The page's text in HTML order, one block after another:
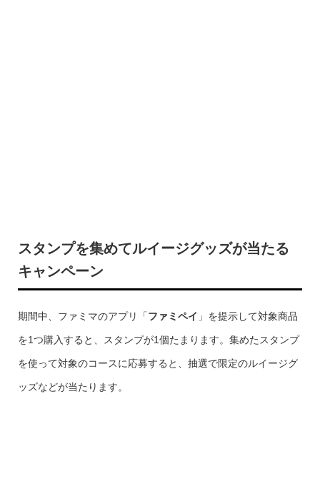
スタンプを集めてルイージグッズが当たる
キャンペーン
期間中、ファミマのアプリ「ファミペイ 」を提示して対象商品
を1つ購入すると、スタンプが1個たまります。集めたスタンプ
を使って対象のコースに応募すると、抽選で限定のルイージグ
ッズなどが当たります。